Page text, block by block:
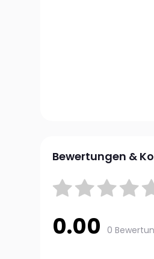
Bewertungen &
0.00 0